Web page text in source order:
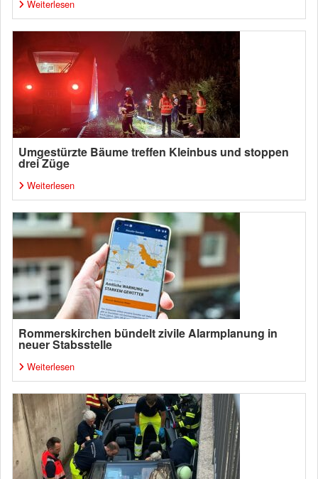
Weiterlesen
Umgestürzte Bäume treffen Kleinbus und stoppen
drei Züge
Weiterlesen
Rommerskirchen bündelt zivile Alarmplanung in
neuer Stabsstelle
Weiterlesen